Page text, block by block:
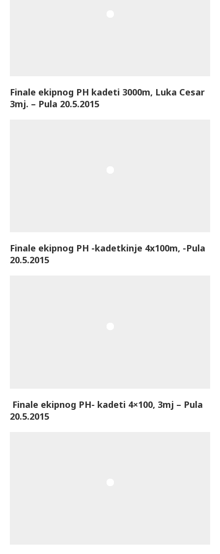
Finale ekipnog PH kadeti 3000m, Luka Cesar
3mj. – Pula 20.5.2015
Finale ekipnog PH -kadetkinje 4x100m, -Pula
20.5.2015
Finale ekipnog PH- kadeti 4×100, 3mj – Pula
20.5.2015